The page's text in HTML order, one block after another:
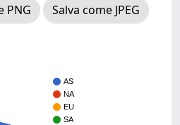
PNG
Salva come JPEG
AS
NA
EU
SA